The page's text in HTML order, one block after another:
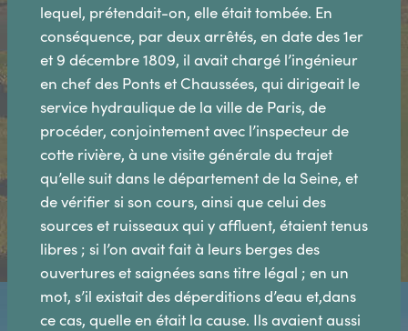
lequel, prétendait-on, elle était tombée. En
conséquence, par deux arrêtés, en date des 1er
et 9 décembre 1809, il avait chargé l’ingénieur
en chef des Ponts et Chaussées, qui dirigeait le
service hydraulique de la ville de Paris, de
procéder, conjointement avec l’inspecteur de
cotte rivière, à une visite générale du trajet
qu’elle suit dans le département de la Seine, et
de vérifier si son cours, ainsi que celui des
sources et ruisseaux qui y affluent, étaient tenus
libres ; si l’on avait fait à leurs berges des
ouvertures et saignées sans titre légal ; en un
mot, s’il existait des déperditions d’eau et,dans
ce cas, quelle en était la cause. Ils avaient aussi